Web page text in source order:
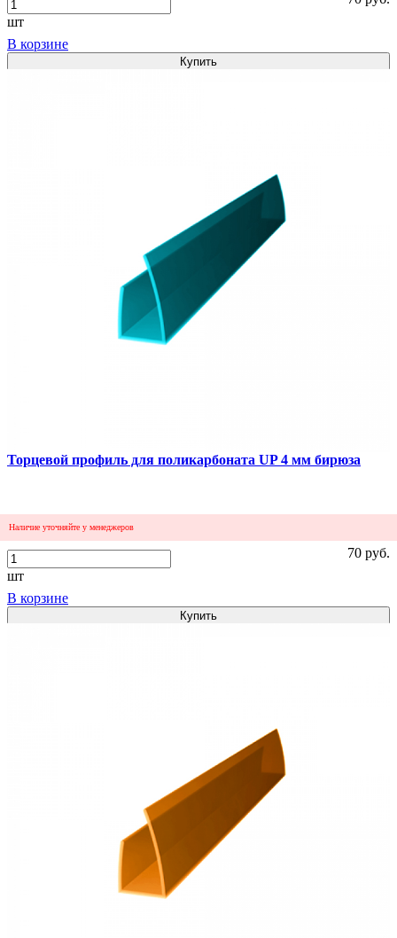
шт
В корзине
Купить
1
Торцевой профиль для поликарбоната UP 4 мм бирюза
Наличие уточняйте у менеджеров
70 руб.
шт
В корзине
Купить
1